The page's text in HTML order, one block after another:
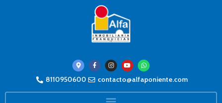
8110950600 contacto@alfaponiente.com